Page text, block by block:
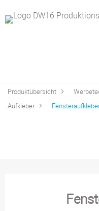
Produktübersicht
Aufkleber